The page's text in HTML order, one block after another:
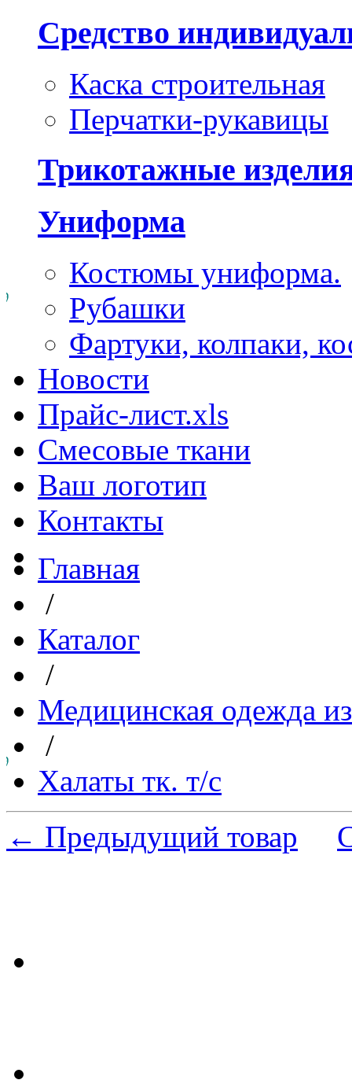
Средство
Каска строительная
Перчатки-рукавицы
Трикотажные
Униформа
Костюмы униформа.
Рубашки
Фартуки, колпаки,
Новости
Прайс-лист.xls
Смесовые ткани
Ваш логотип
Контакты
Главная
/
Каталог
/
Медицинская одежда
/
Халаты тк. т/с
← Предыдущий товар